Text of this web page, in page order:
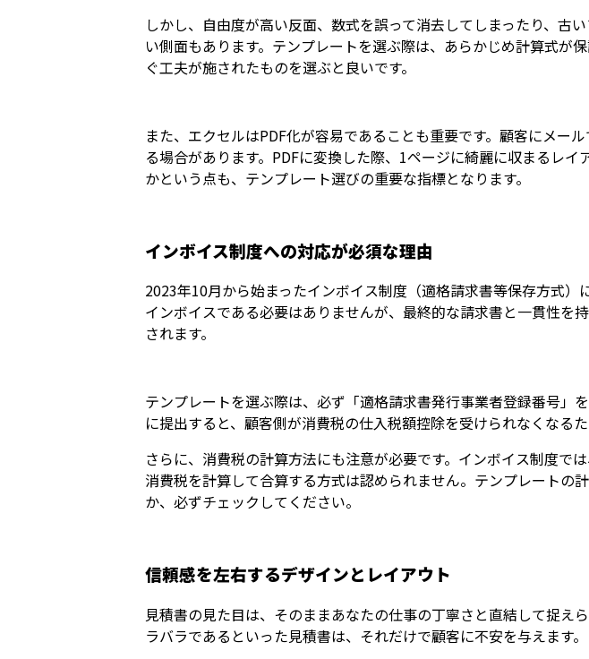
しかし、自由度が高い反面、数式を誤って消去してしまったり、古
い側面もあります。テンプレートを選ぶ際は、あらかじめ計算式が
ぐ工夫が施されたものを選ぶと良いです。
また、エクセルはPDF化が容易であることも重要です。顧客にメー
る場合があります。PDFに変換した際、1ページに綺麗に収まるレ
かという点も、テンプレート選びの重要な指標となります。
インボイス制度への対応が必須な理由
2023年10月から始まったインボイス制度（適格請求書等保存方式
インボイスである必要はありませんが、最終的な請求書と一貫性
されます。
テンプレートを選ぶ際は、必ず「適格請求書発行事業者登録番号」
に提出すると、顧客側が消費税の仕入税額控除を受けられなくなる
さらに、消費税の計算方法にも注意が必要です。インボイス制度で
消費税を計算して合算する方式は認められません。テンプレートの
か、必ずチェックしてください。
信頼感を左右するデザインとレイアウト
見積書の見た目は、そのままあなたの仕事の丁寧さと直結して捉え
ラバラであるといった見積書は、それだけで顧客に不安を与えます。